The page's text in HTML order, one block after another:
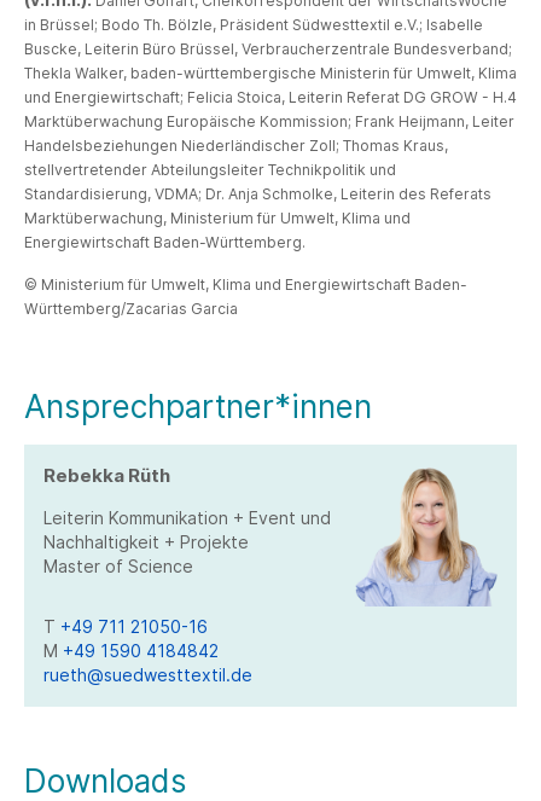
in Brüssel; Bodo Th. Bölzle, Präsident Südwesttextil e.V.; Isabelle
Buscke, Leiterin Büro Brüssel, Verbraucherzentrale Bundesverband;
Thekla Walker, baden-württembergische Ministerin für Umwelt, Klima
und Energiewirtschaft; Felicia Stoica, Leiterin Referat DG GROW - H.4
Marktüberwachung Europäische Kommission; Frank Heijmann, Leiter
Handelsbeziehungen Niederländischer Zoll; Thomas Kraus,
stellvertretender Abteilungsleiter Technikpolitik und
Standardisierung, VDMA; Dr. Anja Schmolke, Leiterin des Referats
Marktüberwachung, Ministerium für Umwelt, Klima und
Energiewirtschaft Baden-Württemberg.
© Ministerium für Umwelt, Klima und Energiewirtschaft Baden-
Württemberg/Zacarias Garcia
Ansprechpartner*innen
Rebekka Rüth
Leiterin Kommunikation + Event und
Nachhaltigkeit + Projekte
Master of Science
T +49 711 21050-16
M +49 1590 4184842
rueth@suedwesttextil.de
Downloads